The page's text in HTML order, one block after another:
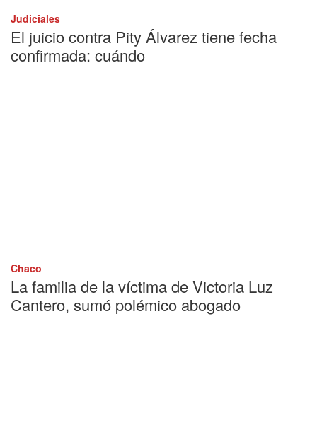
Judiciales
El juicio contra Pity Álvarez tiene fecha
confirmada: cuándo
Chaco
La familia de la víctima de Victoria Luz
Cantero, sumó polémico abogado